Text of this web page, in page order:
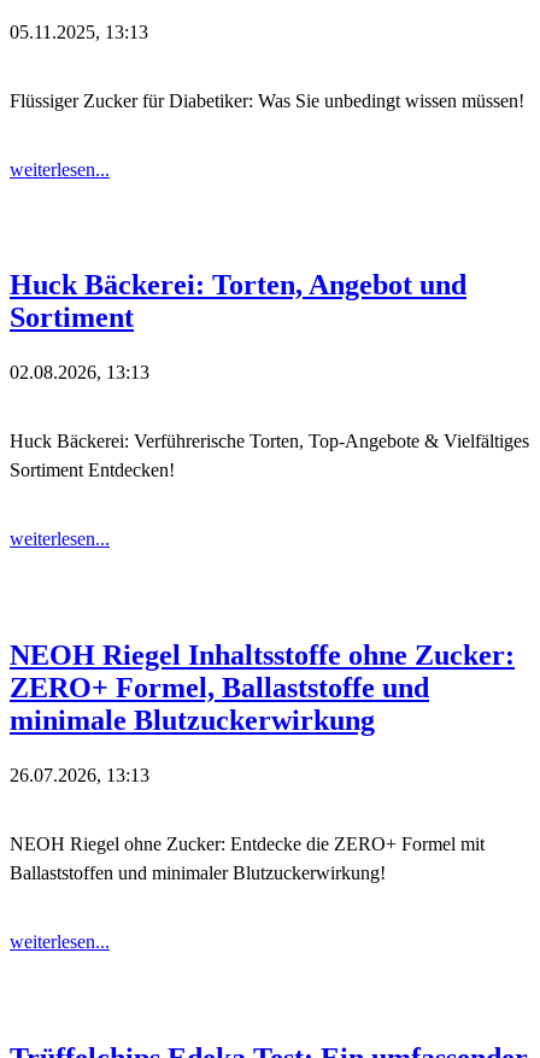
05.11.2025, 13:13
Flüssiger Zucker für Diabetiker: Was Sie unbedingt wissen müssen!
weiterlesen...
Huck Bäckerei: Torten, Angebot und
Sortiment
02.08.2026, 13:13
Huck Bäckerei: Verführerische Torten, Top-Angebote & Vielfältiges
Sortiment Entdecken!
weiterlesen...
NEOH Riegel Inhaltsstoffe ohne Zucker:
ZERO+ Formel, Ballaststoffe und
minimale Blutzuckerwirkung
26.07.2026, 13:13
NEOH Riegel ohne Zucker: Entdecke die ZERO+ Formel mit
Ballaststoffen und minimaler Blutzuckerwirkung!
weiterlesen...